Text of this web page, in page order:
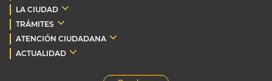
LA CIUDAD
TRÁMITES
ATENCIÓN CIUDADANA
ACTUALIDAD